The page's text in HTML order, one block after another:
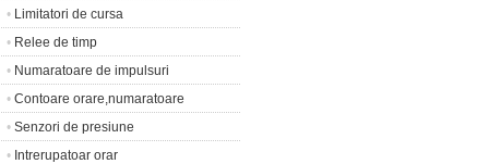
• Limitatori de cursa
• Relee de timp
• Numaratoare de impulsuri
• Contoare orare,numaratoare
• Senzori de presiune
• Intrerupatoar orar